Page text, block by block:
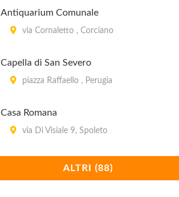
Antiquarium Comunale
via Cornaletto , Corciano
Capella di San Severo
piazza Raffaello , Perugia
Casa Romana
via Di Visiale 9, Spoleto
Centro della Scienza Perugia Officina per
ALTRI (88)